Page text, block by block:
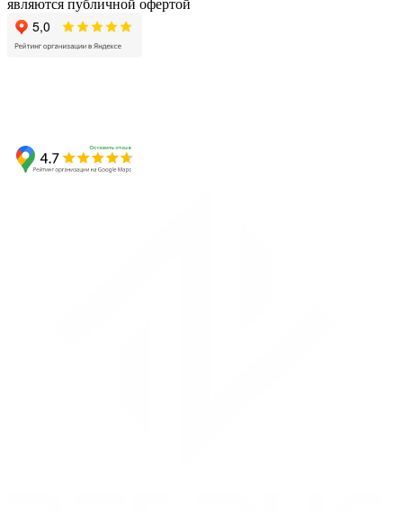
являются публичной офертой